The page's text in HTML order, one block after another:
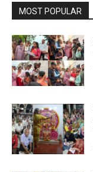
MOST POPULAR